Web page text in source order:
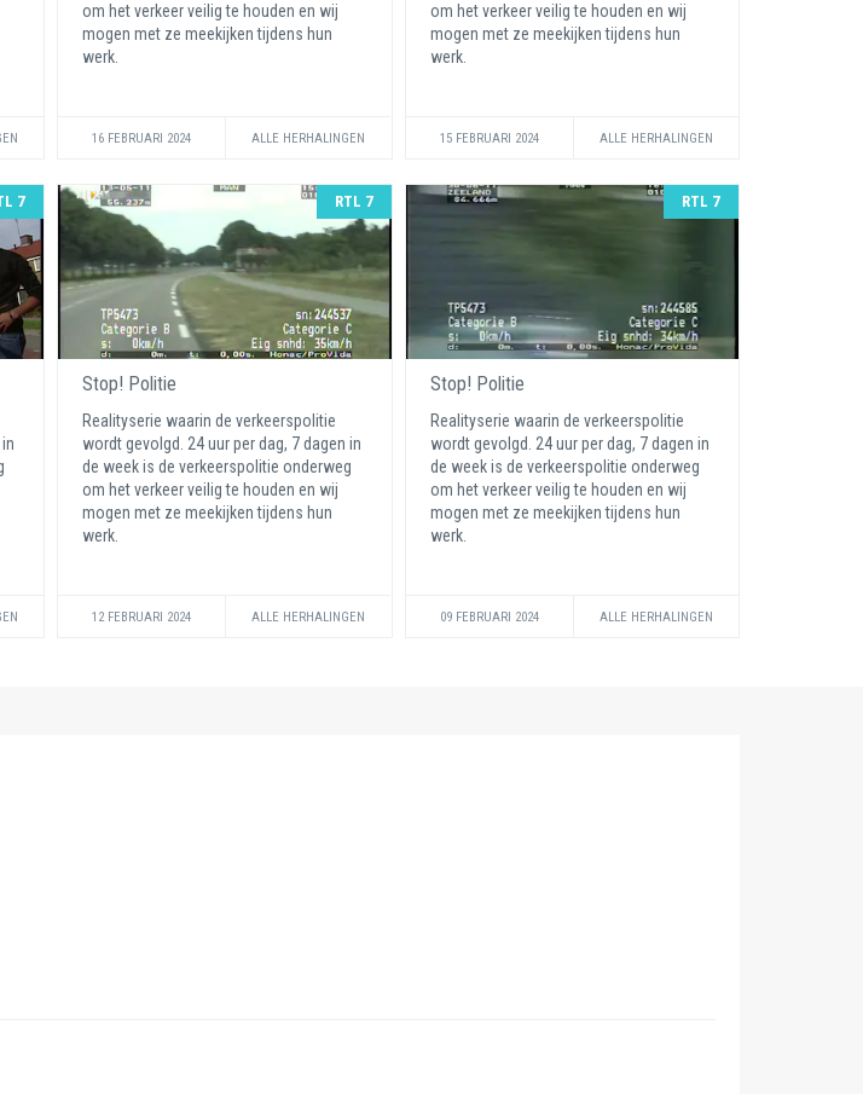
om het verkeer veilig te houden en wij
mogen met ze meekijken tijdens hun
werk.
16 FEBRUARI 2024 ALLE HERHALINGEN
om het verkeer veilig te houden en wij
mogen met ze meekijken tijdens hun
werk.
15 FEBRUARI 2024 ALLE HERHALINGEN
7 RTL 7
Stop! Politie
Realityserie waarin de verkeerspolitie
wordt gevolgd. 24 uur per dag, 7 dagen in
de week is de verkeerspolitie onderweg
om het verkeer veilig te houden en wij
mogen met ze meekijken tijdens hun
werk.
12 FEBRUARI 2024 ALLE HERHALINGEN
RTL 7
Stop! Politie
Realityserie waarin de verkeerspolitie
wordt gevolgd. 24 uur per dag, 7 dagen in
de week is de verkeerspolitie onderweg
om het verkeer veilig te houden en wij
mogen met ze meekijken tijdens hun
werk.
09 FEBRUARI 2024 ALLE HERHALINGEN